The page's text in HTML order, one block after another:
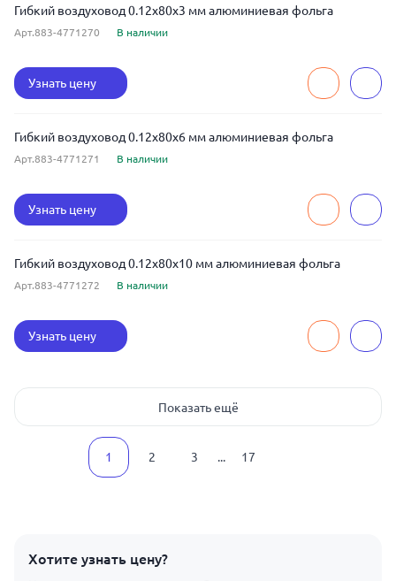
Гибкий воздуховод 0.12x80x3 мм алюминиевая фольга
Арт.883-4771270 В наличии
Узнать цену
Гибкий воздуховод 0.12x80x6 мм алюминиевая фольга
Арт.883-4771271 В наличии
Узнать цену
Гибкий воздуховод 0.12x80x10 мм алюминиевая фольга
Арт.883-4771272 В наличии
Узнать цену
Показать ещё
1 2 3 ... 17
Хотите узнать цену?